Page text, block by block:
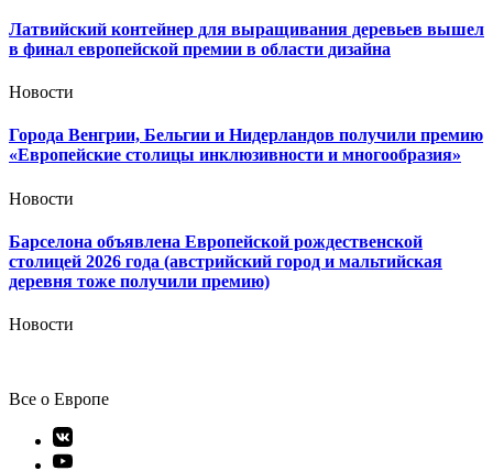
Латвийский контейнер для выращивания деревьев вышел
в финал европейской премии в области дизайна
Новости
Города Венгрии, Бельгии и Нидерландов получили премию
«Европейские столицы инклюзивности и многообразия»
Новости
Барселона объявлена Европейской рождественской
столицей 2026 года (австрийский город и мальтийская
деревня тоже получили премию)
Новости
Все о Европе
Элемент
меню
Элемент